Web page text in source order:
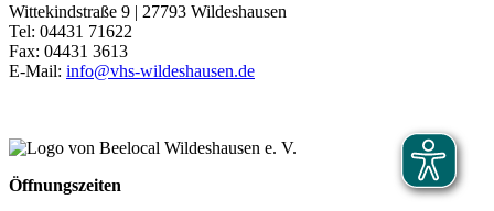
Wittekindstraße 9 | 27793 Wildeshausen
Tel: 04431 71622
Fax: 04431 3613
E-Mail: info@vhs-wildeshausen.de
Öffnungszeiten